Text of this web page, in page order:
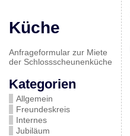
Küche
Anfrageformular zur Miete
der Schlossscheunenküche
Kategorien
Allgemein
Freundeskreis
Internes
Jubiläum